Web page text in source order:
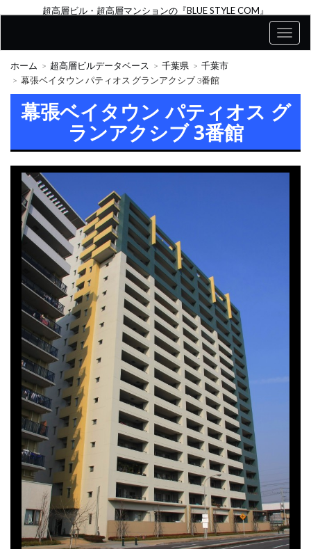
超高層ビル・超高層マンションの『BLUE STYLE COM』
ホーム 超高層ビルデータベース 千葉県
千葉市
幕張ベイタウン パティオス グランアクシブ 3番館
幕張ベイタウン パティオス グ
ランアクシブ 3番館